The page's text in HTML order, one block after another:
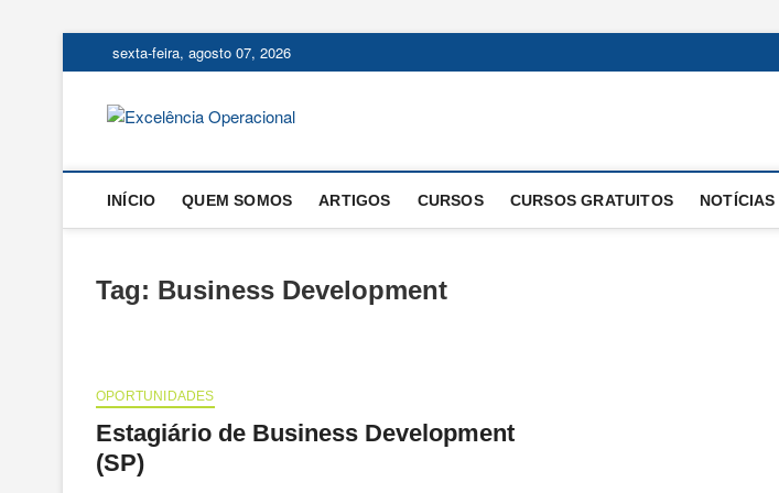
to
sexta-feira, agosto 07, 2026
INÍCIO QUEM SOMOS ARTIGOS CURSOS CURSOS GRATUITOS NOTÍCIAS
Tag: Business Development
OPORTUNIDADES
Estagiário de Business Development
(SP)